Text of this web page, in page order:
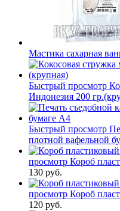
Мастика сахарная
Быстрый просмотр
Индонезия 200
Быстрый просмотр
плотной вафельной
просмотр Короб
130 руб.
просмотр Короб
120 руб.